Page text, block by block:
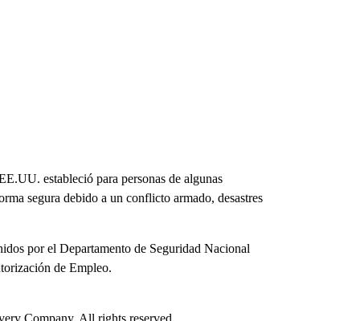
estableció para personas de algunas
segura debido a un conflicto armado, desastres
por el Departamento de Seguridad Nacional
de Empleo.
Company. All rights reserved.